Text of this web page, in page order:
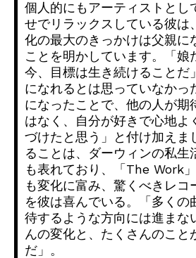
個人的にもアーティストとし
せでリラックスしている彼は、
化の最大のきっかけは父親に
こと を明かしています。「娘
今、 目標は生き続けることだ
になれるとは思っていなかっ
になったことで、他の人が期
はなく、 自分が好きで心地よ
づけたと思う」
と付け加えま
ることは、 ダーウィンの私生
も表れており、「The Work
も変化に富み、 驚くべきレコ
を彼は喜んでいる。「多くの
待するような方向には進まな
んの変化と、たくさんのこと
だ」。